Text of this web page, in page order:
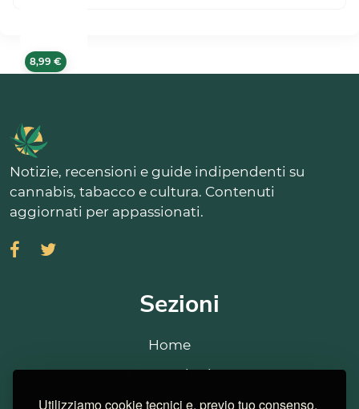
Utilizziamo cookie tecnici e, previo tuo consenso,
8,99 €
Notizie, recensioni e guide indipendenti su
cannabis, tabacco e cultura. Contenuti
aggiornati per appassionati.
Sezioni
Home
Recensioni
Strains